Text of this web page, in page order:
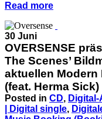
Read more
30 Juni
OVERSENSE
The Scenes’
aktuellen Modern
(feat. Herma Sick)
Posted in CD,
| Digital single,